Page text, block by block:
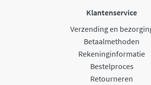
Klantenservice
Verzending en
Betaalmethoden
Rekeninginformatie
Bestelproces
Retourneren